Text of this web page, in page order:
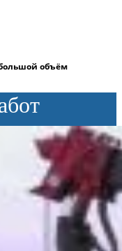
объём